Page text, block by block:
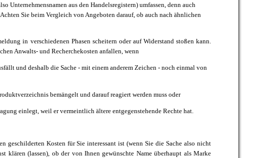
Unternehmensnamen aus den Handelsregistern) umfassen, denn auch
Sie beim Vergleich von Angeboten darauf, ob auch nach ähnlichen
in verschiedenen Phasen scheitern oder auf Widerstand stoßen kann.
Anwalts- und Recherchekosten anfallen, wenn
und deshalb die Sache - mit einem anderem Zeichen - noch einmal von
bemängelt und darauf reagiert werden muss oder
einlegt, weil er vermeintlich ältere entgegenstehende Rechte hat.
geschilderten Kosten für Sie interessant ist (wenn Sie die Sache also nicht
klären (lassen), ob der von Ihnen gewünschte Name überhaupt als Marke